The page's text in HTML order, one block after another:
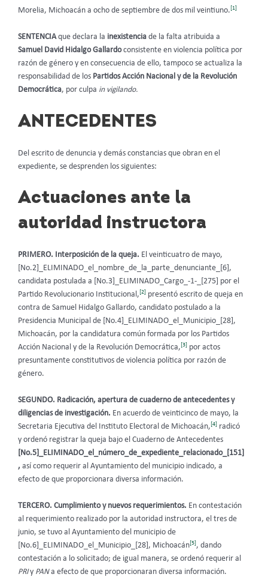
Morelia, Michoacán a ocho de septiembre de dos mil veintiuno.[1]
SENTENCIAque declara la inexistencia de la falta atribuida a
Samuel David Hidalgo Gallardoconsistente en violencia política por
razón de género y en consecuencia de ello, tampoco se actualiza la
responsabilidad de los Partidos Acción Nacional y de la Revolución
Democrática, por culpa in vigilando.
ANTECEDENTES
Del escrito de denuncia y demás constancias que obran en el
expediente, se desprenden los siguientes:
Actuaciones ante la
autoridad instructora
PRIMERO. Interposición de la queja. El veinticuatro de mayo,
[No.2]_ELIMINADO_el_nombre_de_la_parte_denunciante_[6],
candidata postulada a [No.3]_ELIMINADO_Cargo_-1-_[275] por el
Partido Revolucionario Institucional,[2] presentó escrito de queja en
contra de Samuel Hidalgo Gallardo, candidato postulado a la
Presidencia Municipal de [No.4]_ELIMINADO_el_Municipio_[28],
Michoacán, por la candidatura común formada por los Partidos
Acción Nacional y de la Revolución Democrática,[3] por actos
presuntamente constitutivos de violencia política por razón de
género.
SEGUNDO. Radicación, apertura de cuaderno de antecedentes y
diligencias de investigación. En acuerdo de veinticinco de mayo, la
Secretaria Ejecutiva del Instituto Electoral de Michoacán,[4] radicó
y ordenó registrar la queja bajo el Cuaderno de Antecedentes
[No.5]_ELIMINADO_el_número_de_expediente_relacionado_[151]
, así como requerir al Ayuntamiento del municipio indicado, a
efecto de que proporcionara diversa información.
TERCERO. Cumplimiento y nuevos requerimientos. En contestación
al requerimiento realizado por la autoridad instructora, el tres de
junio, se tuvo al Ayuntamiento del municipio de
[No.6]_ELIMINADO_el_Municipio_[28], Michoacán[5], dando
contestación a lo solicitado; de igual manera, se ordenó requerir al
PRIy PANa efecto de que proporcionaran diversa información.